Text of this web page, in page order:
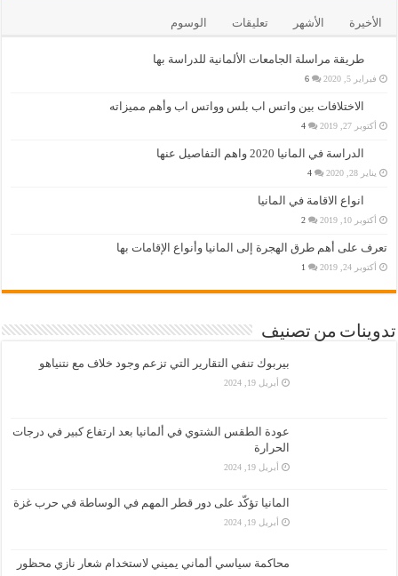
الأخيرة الأشهر تعليقات الوسوم
طريقة مراسلة الجامعات الألمانية للدراسة بها
فبراير 5, 2020 6
الاختلافات بين واتس اب بلس وواتس اب وأهم مميزاته
أكتوبر 27, 2019 4
الدراسة في المانيا 2020 واهم التفاصيل عنها
يناير 28, 2020 4
انواع الاقامة في المانيا
أكتوبر 10, 2019 2
تعرف على أهم طرق الهجرة إلى المانيا وأنواع الإقامات بها
أكتوبر 24, 2019 1
تدوينات من تصنيف
بيربوك تنفي التقارير التي تزعم وجود خلاف مع نتنياهو
أبريل 19, 2024
عودة الطقس الشتوي في ألمانيا بعد ارتفاع كبير في درجات
الحرارة
أبريل 19, 2024
المانيا تؤكّد على دور قطر المهم في الوساطة في حرب غزة
أبريل 19, 2024
محاكمة سياسي ألماني يميني لاستخدام شعار نازي محظور